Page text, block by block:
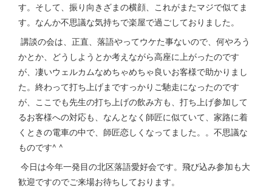
す。そして、振り向きざまの横顔、これがまたマジで似てま
す。なんか不思議な気持ちで楽屋で過ごしておりました。
講談の会は、正直、落語やってウケた事ないので、何やろう
かとか、どうしようとか考えながら高座に上がったのです
が、凄いウェルカムなめちゃめちゃ良いお客様で助かりまし
た。終わって打ち上げまですっかりご馳走になったのです
が、ここでも先生の打ち上げの飲み方も、打ち上げ参加して
るお客様への対応も、なんとなく師匠に似ていて、家路に着
くときの電車の中で、師匠恋しくなってました。。不思議な
ものです^ ^
今日は今年一発目の北区落語愛好会です。飛び込み参加も大
歓迎ですのでご来場お待ちしております。